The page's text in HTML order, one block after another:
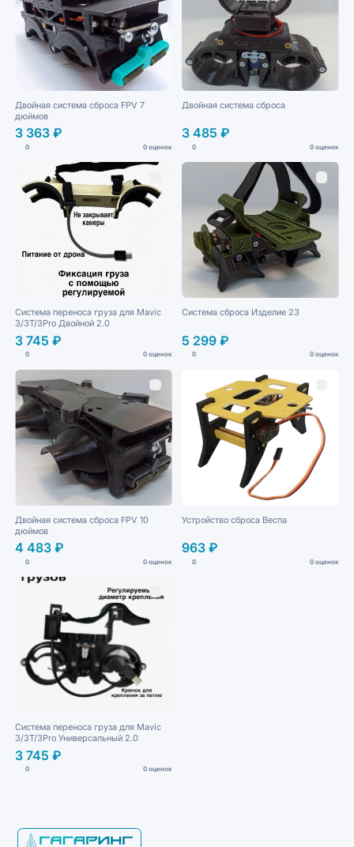
Двойная система сброса FPV 7
дюймов
3 363 ₽
0 0 оценок
Двойная система сброса
3 485 ₽
0 0 оценок
Система переноса груза для Mavic
3/3T/3Pro Двойной 2.0
3 745 ₽
0 0 оценок
Система сброса Изделие 23
5 299 ₽
0 0 оценок
Двойная система сброса FPV 10
дюймов
4 483 ₽
0 0 оценок
Устройство сброса Веспа
963 ₽
0 0 оценок
Система переноса груза для Mavic
3/3T/3Pro Универсальный 2.0
3 745 ₽
0 0 оценок